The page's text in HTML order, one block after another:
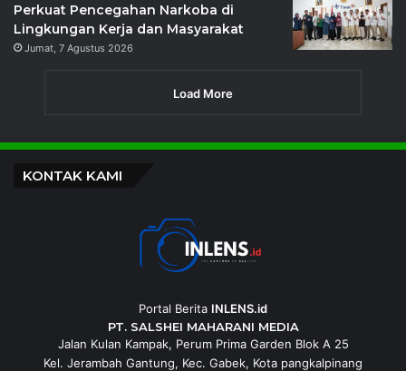
Perkuat Pencegahan Narkoba di
Lingkungan Kerja dan Masyarakat
Jumat, 7 Agustus 2026
Load More
KONTAK KAMI
Portal Berita INLENS.id
PT. SALSHEI MAHARANI MEDIA
Jalan Kulan Kampak, Perum Prima Garden Blok A 25
Kel. Jerambah Gantung, Kec. Gabek, Kota pangkalpinang